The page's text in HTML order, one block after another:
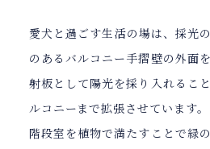
愛犬と過ごす生活の場は、採光
のあるバルコニー手摺壁の外面
射板として陽光を採り入れるこ
ルコニーまで拡張させています
階段室を植物で満たすことで緑